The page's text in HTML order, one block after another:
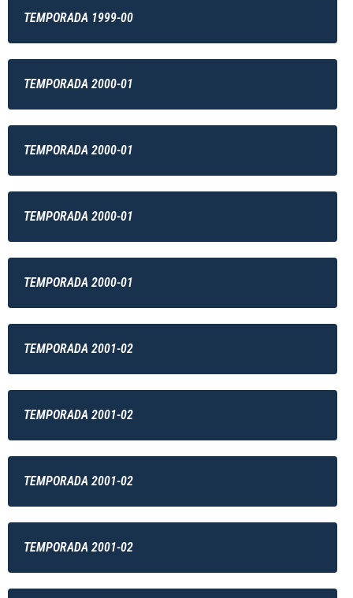
TEMPORADA 1999-00
TEMPORADA 2000-01
TEMPORADA 2000-01
TEMPORADA 2000-01
TEMPORADA 2000-01
TEMPORADA 2001-02
TEMPORADA 2001-02
TEMPORADA 2001-02
TEMPORADA 2001-02